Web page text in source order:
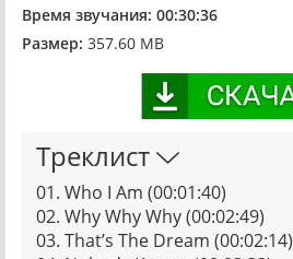
Время звучания: 00:30:36
Размер: 357.60 MB
Треклист
01. Who I Am (00:01:40)
02. Why Why Why (00:02:49)
03. That’s The Dream (00:02:14)